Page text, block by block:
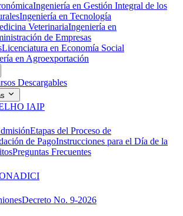
Ingeniería en Gestión Integral de los
Ingeniería en Tecnología
VeterinariaIngeniería en
de Empresas
Licenciatura en Economía Social
en Agroexportación
Descargables
IAIP
Etapas del Proceso de
de PagoInstrucciones para el Día de la
Preguntas Frecuentes
Decreto No. 9-2026